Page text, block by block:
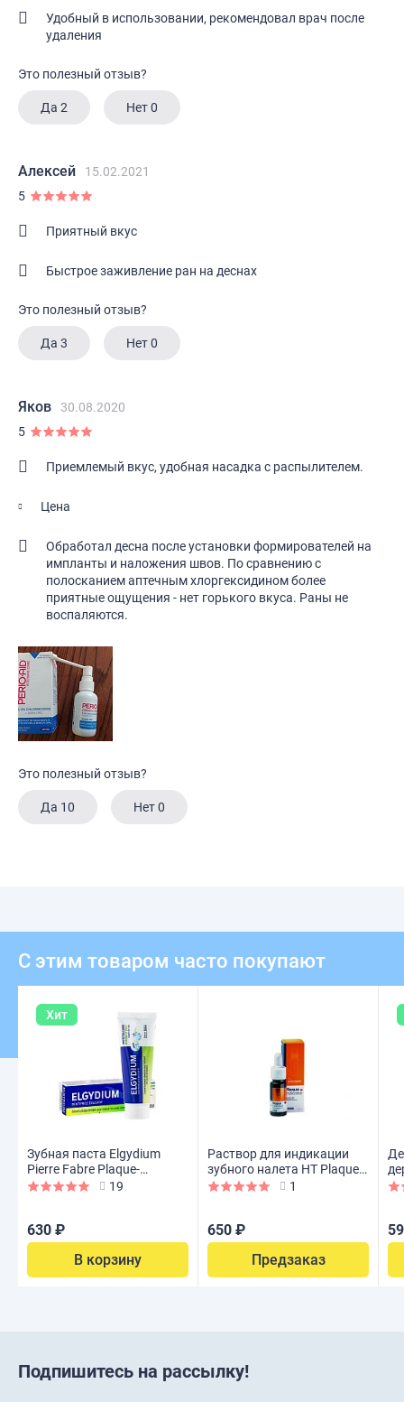
Удобный в использовании, рекомендовал врач после
удаления
Это полезный отзыв?
Да 2 Нет0
Алексей
15.02.2021
5
Приятный вкус
Быстрое заживление ран на деснах
Это полезный отзыв?
Да 3 Нет0
Яков
30.08.2020
5
Приемлемый вкус, удобная насадка с распылителем.
Цена
Обработал десна после установки формирователей на
импланты и наложения швов. По сравнению с
полосканием аптечным хлоргексидином более
приятные ощущения - нет горького вкуса. Раны не
воспаляются.
Это полезный отзыв?
Да 10 Нет0
С этим товаром часто покупают
Хит
Зубная паста Elgydium
Pierre Fabre Plaque-
disclosing для взрослых и
19
630 ₽
В корзину
Раствор для индикации
зубного налета HT Plaque
indicator, 15 мл1
650 ₽
Предзаказ
Подпишитесь на рассылку!